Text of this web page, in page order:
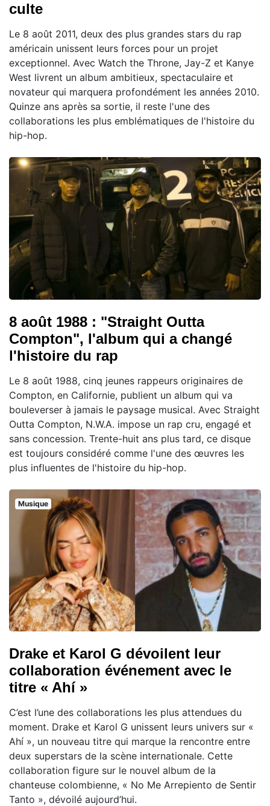
culte
Le 8 août 2011, deux des plus grandes stars du rap
américain unissent leurs forces pour un projet
exceptionnel. Avec Watch the Throne, Jay-Z et Kanye
West livrent un album ambitieux, spectaculaire et
novateur qui marquera profondément les années 2010.
Quinze ans après sa sortie, il reste l'une des
collaborations les plus emblématiques de l'histoire du
hip-hop.
8 août 1988 : "Straight Outta
Compton", l'album qui a changé
l'histoire du rap
Le 8 août 1988, cinq jeunes rappeurs originaires de
Compton, en Californie, publient un album qui va
bouleverser à jamais le paysage musical. Avec Straight
Outta Compton, N.W.A. impose un rap cru, engagé et
sans concession. Trente-huit ans plus tard, ce disque
est toujours considéré comme l'une des œuvres les
plus influentes de l'histoire du hip-hop.
Musique
Drake et Karol G dévoilent leur
collaboration événement avec le
titre « Ahí »
C’est l’une des collaborations les plus attendues du
moment. Drake et Karol G unissent leurs univers sur «
Ahí », un nouveau titre qui marque la rencontre entre
deux superstars de la scène internationale. Cette
collaboration figure sur le nouvel album de la
chanteuse colombienne, « No Me Arrepiento de Sentir
Tanto », dévoilé aujourd’hui.